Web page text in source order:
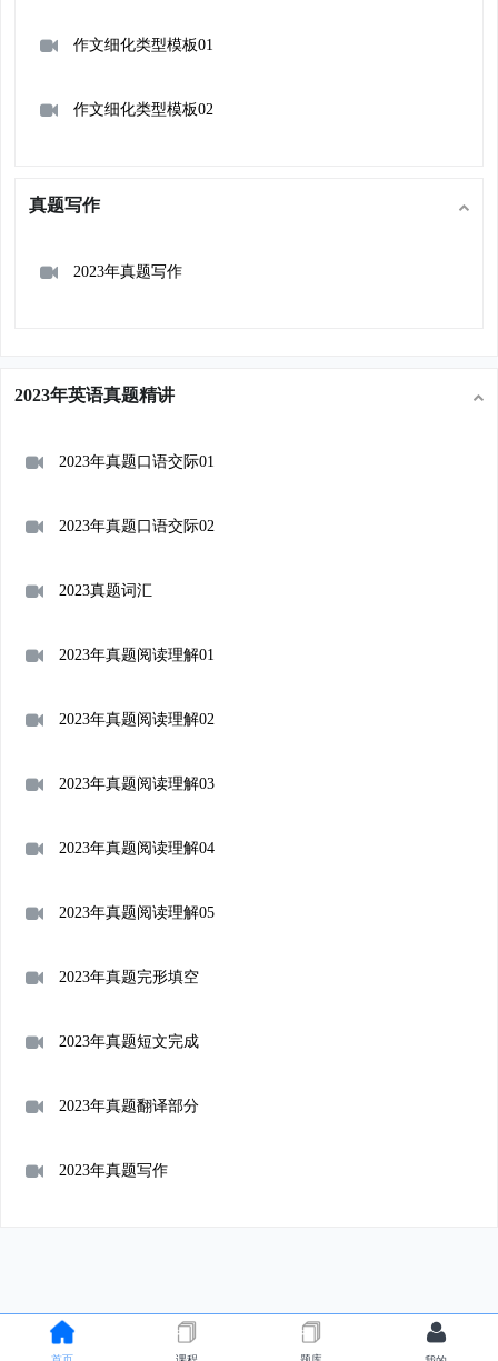
作文细化类型模板01
作文细化类型模板02
真题写作
2023年真题写作
2023年英语真题精讲
2023年真题口语交际01
2023年真题口语交际02
2023真题词汇
2023年真题阅读理解01
2023年真题阅读理解02
2023年真题阅读理解03
2023年真题阅读理解04
2023年真题阅读理解05
2023年真题完形填空
2023年真题短文完成
2023年真题翻译部分
2023年真题写作